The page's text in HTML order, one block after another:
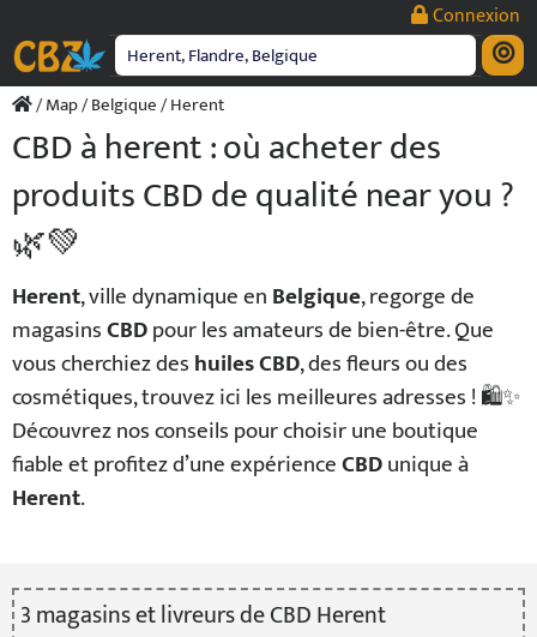
contenu
Connexion
/Map/Belgique/ Herent
CBD à herent : où acheter des
produits CBD de qualité near you ?
🌿💚
Herent, ville dynamique enBelgique, regorge de
magasinsCBDpour les amateurs de bien-être. Que
vous cherchiez deshuiles CBD, des fleurs ou des
cosmétiques, trouvez ici les meilleures adresses ! 🛍️✨
Découvrez nos conseils pour choisir une boutique
fiable et profitez d’une expérienceCBDunique à
Herent.
3magasinset livreursde CBD Herent